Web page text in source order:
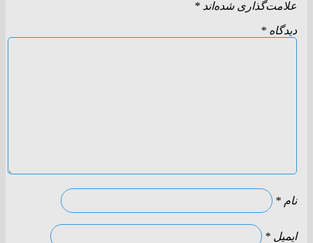
علامت‌گذاری شده‌اند *
دیدگاه *
نام *
ایمیل *